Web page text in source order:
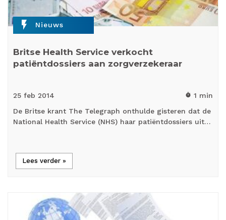
flash_on Nieuws
Britse Health Service verkocht
patiëntdossiers aan zorgverzekeraar
25 feb 2014 timer 1 min
De Britse krant The Telegraph onthulde gisteren dat de
National Health Service (NHS) haar patiëntdossiers uit…
Lees verder »